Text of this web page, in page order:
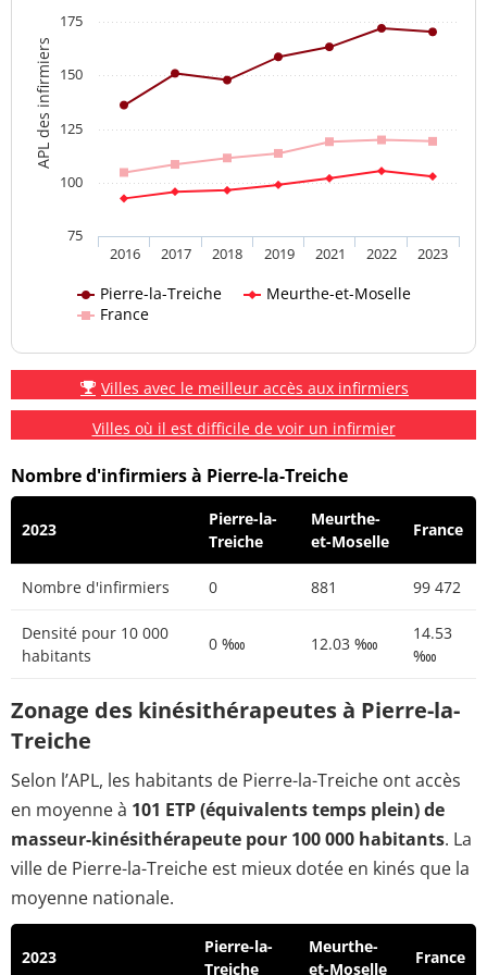
APL des infirmiers
Pierre-la-Treiche
Meurthe-et-Moselle
France
2016 2017 2018 2019 2021 2022 2023
75
100
125
150
175
Villes avec le meilleur accès aux infirmiers
Villes où il est difficile de voir un infirmier
Nombre d'infirmiers à Pierre-la-Treiche
2023
Pierre-la-
Treiche
Meurthe-
et-Moselle
France
Nombre d'infirmiers 0 881 99 472
Densité pour 10 000
habitants
0 ‱ 12.03 ‱
14.53
‱
Zonage des kinésithérapeutes à Pierre-la-
Treiche
Selon l’APL, les habitants de Pierre-la-Treiche ont accès
en moyenne à 101 ETP (équivalents temps plein) de
masseur-kinésithérapeute pour 100 000 habitants. La
ville de Pierre-la-Treiche est mieux dotée en kinés que la
moyenne nationale.
2023
Pierre-la-
Treiche
Meurthe-
et-Moselle
France